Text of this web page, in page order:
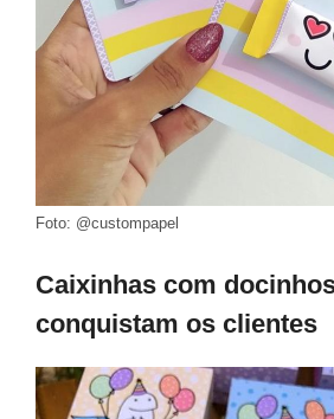
Foto: @custompapel
Caixinhas com
conquistam os clientes